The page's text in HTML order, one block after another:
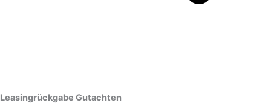
Leasingrückgabe Gutachten